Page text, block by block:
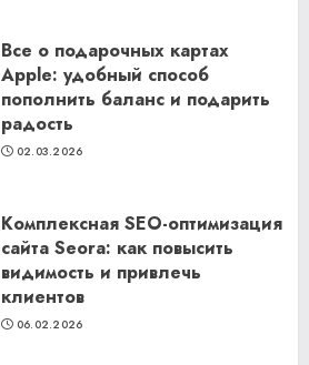
Все о подарочных картах
Apple: удобный способ
пополнить баланс и подарить
радость
02.03.2026
Комплексная SEO-оптимизация
сайта Seora: как повысить
видимость и привлечь
клиентов
06.02.2026